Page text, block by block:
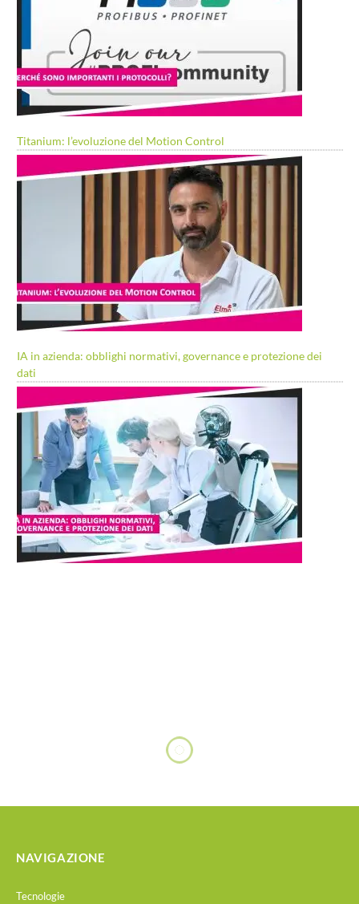
Titanium: l’evoluzione del Motion Control
IA in azienda: obblighi normativi, governance e protezione dei
dati
NAVIGAZIONE
Tecnologie